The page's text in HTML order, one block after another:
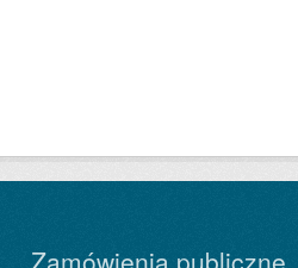
Zamówienia publiczne